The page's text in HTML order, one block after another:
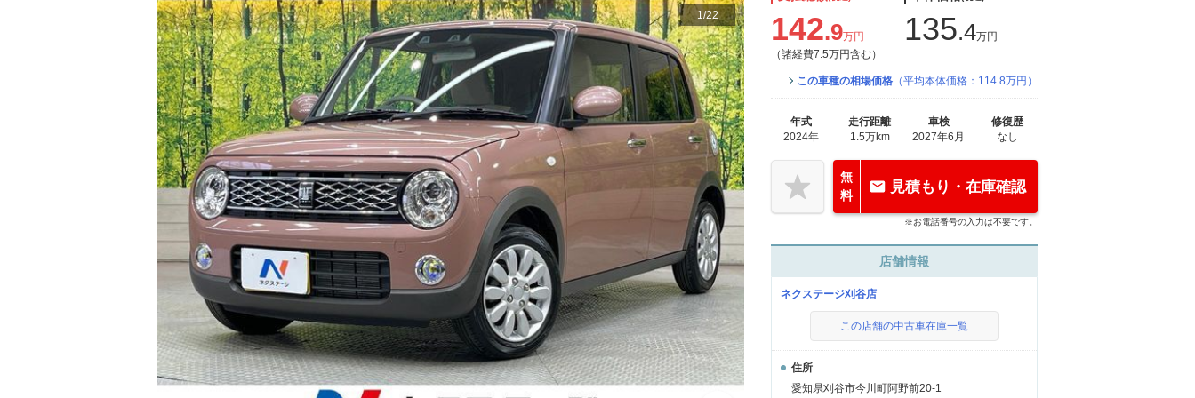
1/22 142.9万円
（諸経費7.5万円含む）
135.4万円
この車種の相場価格 （平均本体価格：114.8万円）
年式
2024年
走行距離
1.5万km
車検
2027年6月
修復歴
なし
無
料
見積もり・在庫確認
※お電話番号の入力は不要です。
店舗情報
ネクステージ刈谷店
この店舗の中古車在庫一覧
住所
愛知県刈谷市今川町阿野前20-1